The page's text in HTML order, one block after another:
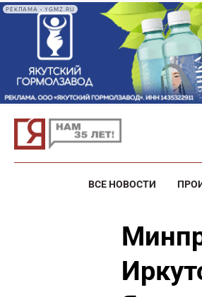
РЕКЛАМА • YGMZ.RU
ВСЕ НОВОСТИ